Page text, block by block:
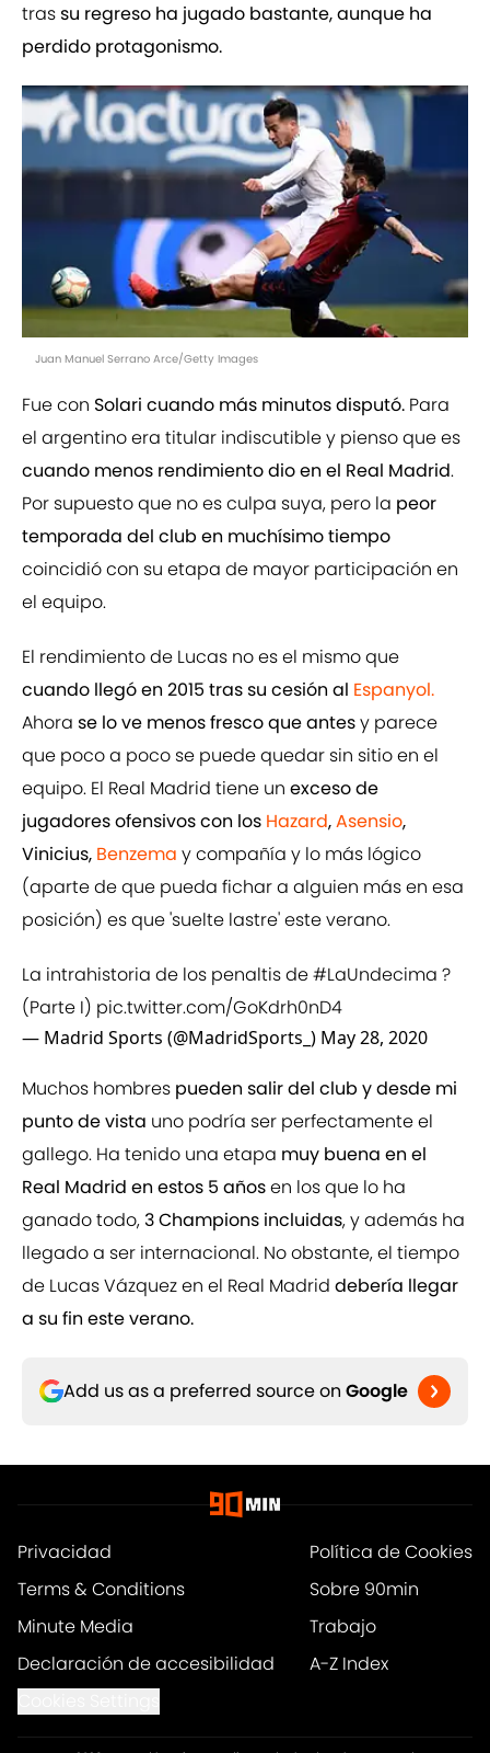
trassu regreso ha jugado bastante, aunque ha
perdido protagonismo.
Juan Manuel Serrano Arce/Getty Images
Fue con Solari cuando más minutos disputó. Para
el argentino era titular indiscutible y pienso que es
cuando menos rendimiento dio en el Real Madrid.
Por supuesto que no es culpa suya, pero la peor
temporada del club en muchísimo tiempo
coincidió con su etapa de mayor participación en
el equipo.
El rendimiento de Lucas no es el mismo que
cuando llegó en 2015 tras su cesión al Espanyol.
Ahora se lo ve menos fresco que antesy parece
que poco a poco se puede quedar sin sitio en el
equipo. El Real Madrid tiene un exceso de
jugadores ofensivos con los Hazard,Asensio,
Vinicius, Benzema y compañía y lo más lógico
(aparte de que pueda fichar a alguien más en esa
posición) es que 'suelte lastre' este verano.
La intrahistoria de los penaltis de#LaUndecima ?
(Parte I) pic.twitter.com/GoKdrh0nD4
— Madrid Sports (@MadridSports_) May 28, 2020
Muchos hombres pueden salir del club y desde mi
punto de vista uno podría ser perfectamente el
gallego. Ha tenido una etapa muy buena en el
Real Madrid en estos 5 añosen los que lo ha
ganado todo, 3 Champions incluidas, y además ha
llegado a ser internacional. No obstante, el tiempo
de Lucas Vázquez en el Real Madrid debería llegar
a su fin este verano.
Add us as a preferred source on Google
Privacidad
Política de Cookies
Terms & Conditions
Sobre 90min
Minute Media
Trabajo
Declaración de accesibilidad
A-Z Index